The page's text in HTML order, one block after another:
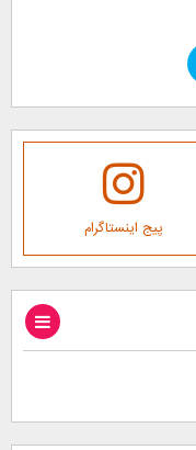
پیج اینستاگرام